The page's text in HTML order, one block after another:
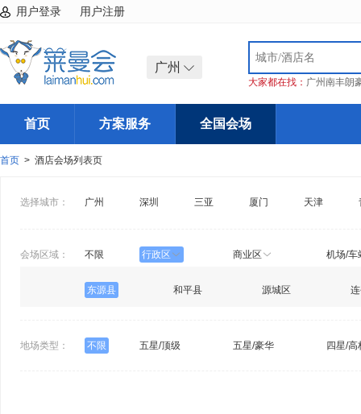
用户登录 用户注册
广州
大家都在找： 广州南丰朗
首页 方案服务 全国会场
首页 > 酒店会场列表页
选择城市： 广州 深圳 三亚 厦门 天津
会场区域： 不限 行政区 商业区 机场/车
东源县 和平县 源城区
地场类型： 不限 五星/顶级 五星/豪华 四星/高